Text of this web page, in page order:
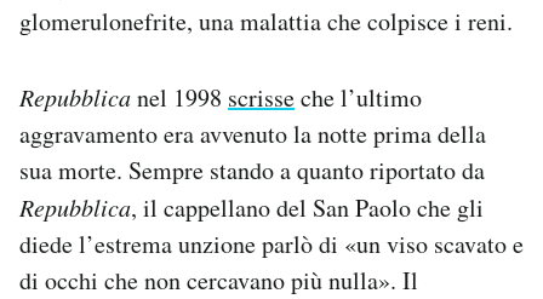
glomerulonefrite, una malattia che colpisce i reni.
Repubblicanel 1998 scrisseche l’ultimo
aggravamento era avvenuto la notte prima della
sua morte. Sempre stando a quanto riportato da
Repubblica, il cappellano del San Paolo che gli
diede l’estrema unzione parlò di «un viso scavato e
di occhi che non cercavano più nulla». Il